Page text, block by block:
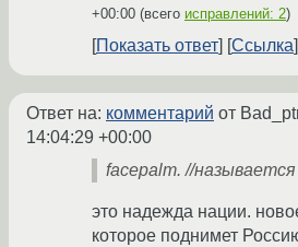
+00:00 (всего исправлений: 2)
Показать ответ Ссылка
Ответ на: комментарий от
14:04:29 +00:00
facepalm. //называется
это надежда нации.
которое поднимет